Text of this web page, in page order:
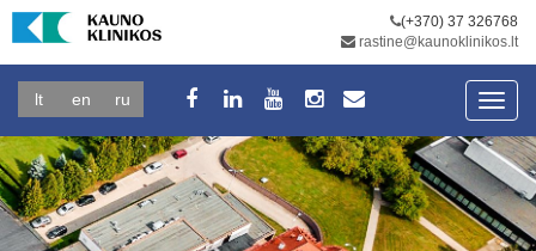
(+370) 37 326768
rastine@kaunoklinikos.lt
lt en ru